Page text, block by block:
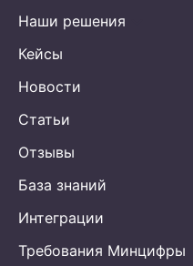
Наши решения
Кейсы
Новости
Статьи
Отзывы
База знаний
Интеграции
Требования Минцифры